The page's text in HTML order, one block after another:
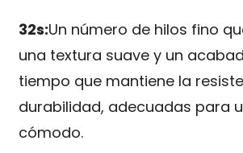
32s:Un número de hilos fino
una textura suave y un
tiempo que mantiene la
durabilidad, adecuadas para
cómodo.